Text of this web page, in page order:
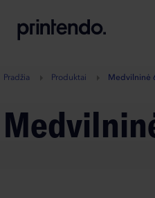
A
Pradžia Produktai